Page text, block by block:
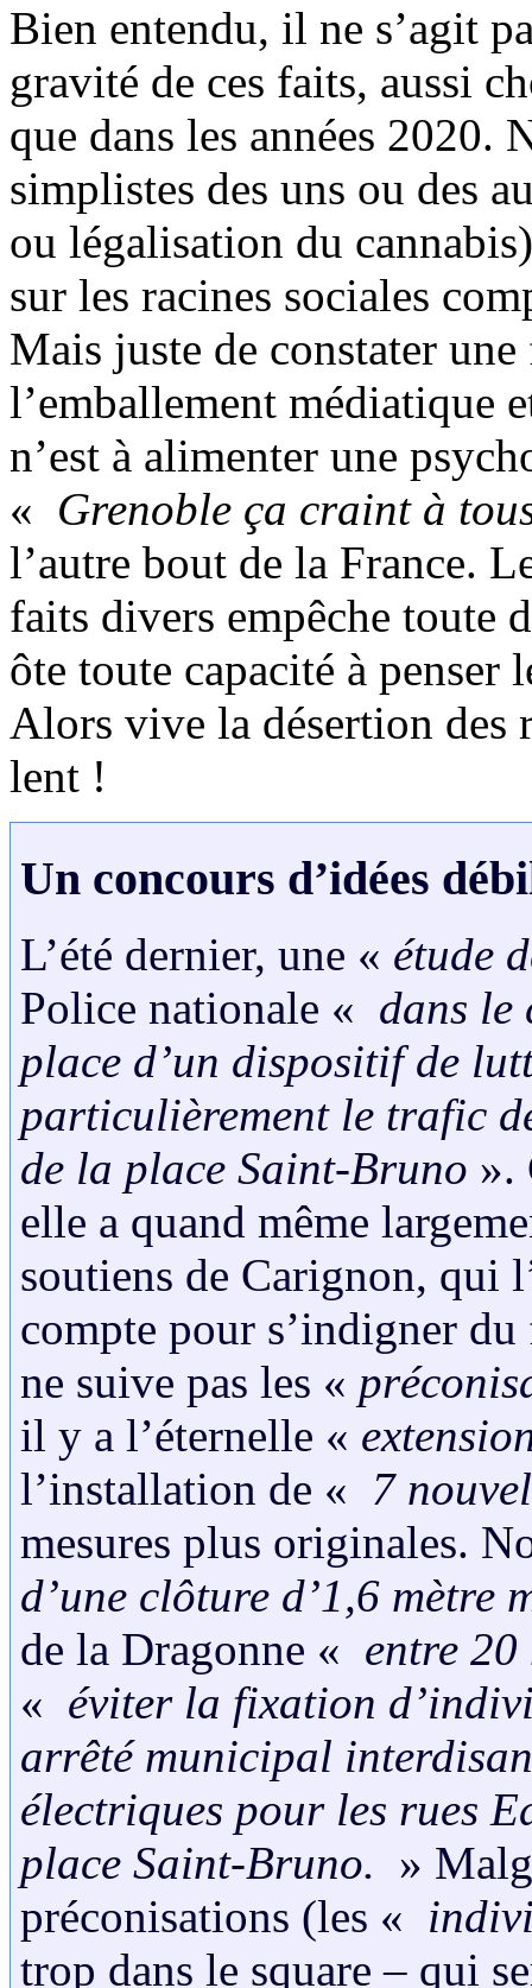
Bien entendu, il ne s’agit
gravité de ces faits, aussi
que dans les années 2020.
simplistes des uns ou des
ou légalisation du
sur les racines sociales
Mais juste de constater
l’emballement médiatique
n’est à alimenter une
« Grenoble ça craint à
l’autre bout de la France.
faits divers empêche toute
ôte toute capacité à penser
Alors vive la désertion des
lent !
Un concours d’idées
L’été dernier, une « étude
Police nationale « dans le
place d’un dispositif de
particulièrement le trafic
de la place Saint-Bruno ».
elle a quand même
soutiens de Carignon, qui
compte pour s’indigner
ne suive pas les «
il y a l’éternelle «
l’installation de « 7
mesures plus originales.
d’une clôture d’1,6 mètre
de la Dragonne « entre 20
« éviter la fixation
arrêté municipal
électriques pour les rues
place Saint-Bruno. »
préconisations (les «
trop dans le square – qui